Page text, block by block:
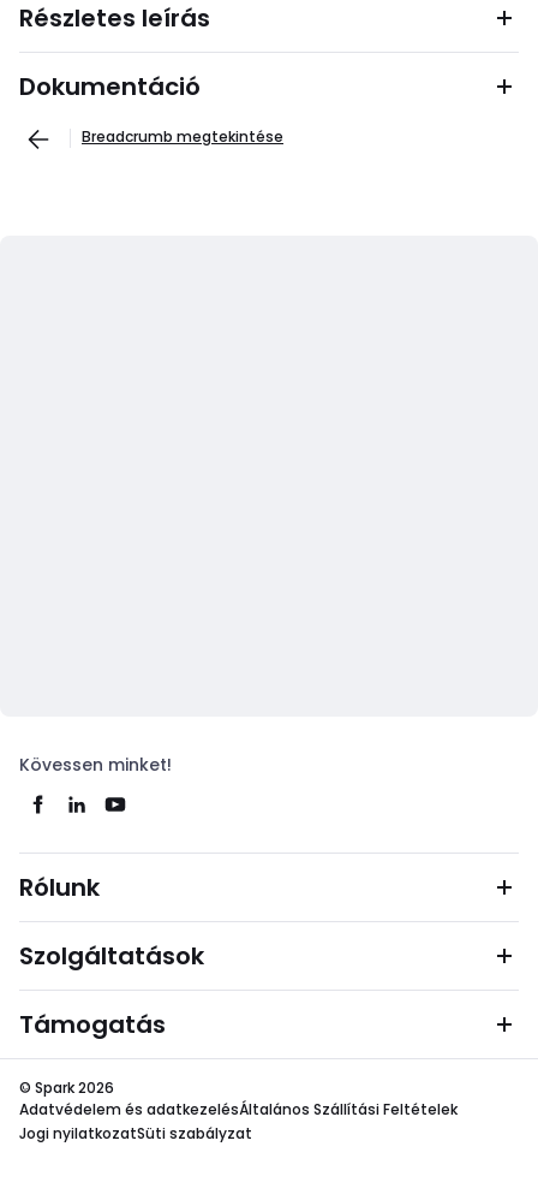
Részletes leírás
Dokumentáció
Breadcrumb megtekintése
Kövessen minket!
Rólunk
Szolgáltatások
Támogatás
© Spark 2026
Adatvédelem és adatkezelésÁltalános Szállítási Feltételek
Jogi nyilatkozatSüti szabályzat